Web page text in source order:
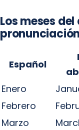
Los meses
pronunciación
Español
Enero
Febrero
Marzo